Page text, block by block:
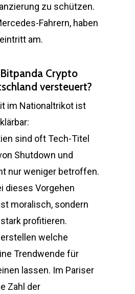
zu schützen.
Fahrern, haben
am.
Crypto
versteuert?
im Nationaltrikot ist
sind oft Tech-Titel
Shutdown und
nur weniger betroffen.
dieses Vorgehen
moralisch, sondern
profitieren.
welche
Trendwende für
lassen. Im Pariser
Zahl der